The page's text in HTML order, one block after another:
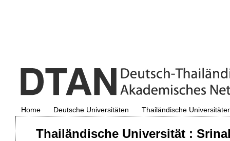
Home Deutsche Universitäten Thailändische
Thailändische Universität :